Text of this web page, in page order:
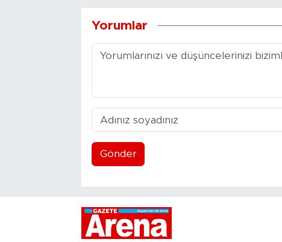
Yorumlar
Gönder